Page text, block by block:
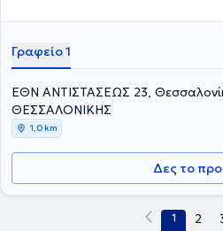
Γραφείο 1
ΕΘΝ ΑΝΤΙΣΤΑΣΕΩΣ 23,
ΘΕΣΣΑΛΟΝΙΚΗΣ
1,0 km
Δες το
1 2